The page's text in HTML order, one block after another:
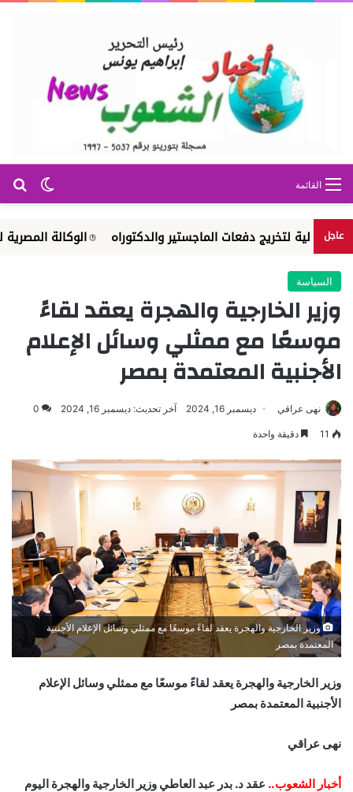
الوضع القائمة
عاجل
لتخريج دفعات الماجستير والدكتوراه الوكالة المصرية
السياسة
وزير الخارجية والهجرة يعقد لقاءً
موسعًا مع ممثلي وسائل الإعلام
الأجنبية المعتمدة بمصر
نهى عراقي ديسمبر 16, 2024 آخر تحديث: ديسمبر 16, 2024 0
11 دقيقة واحدة
وزير الخارجية والهجرة يعقد لقاءً موسعًا مع ممثلي وسائل الإعلام الأجنبية
المعتمدة بمصر
وزير الخارجية والهجرة يعقد لقاءً موسعًا مع ممثلي وسائل الإعلام
الأجنبية المعتمدة بمصر
نهى عراقي
أخبار الشعوب.. عقد د. بدر عبد العاطي وزير الخارجية والهجرة اليوم